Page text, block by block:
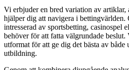
Vi erbjuder en bred variation av artiklar,
hjälper dig att navigera i bettingvärlden.
intresserad av sportsbetting, casinospel
behöver för att fatta välgrundade
utformat för att ge dig det bästa av både
utbildning.